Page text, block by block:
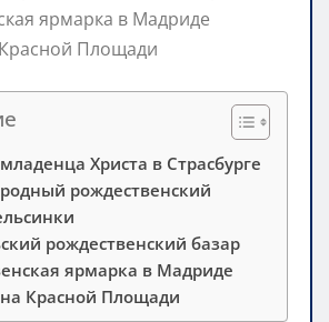
ярмарка в Мадриде
Площади
Христа в Страсбурге
рождественский
рождественский базар
ярмарка в Мадриде
Красной Площади